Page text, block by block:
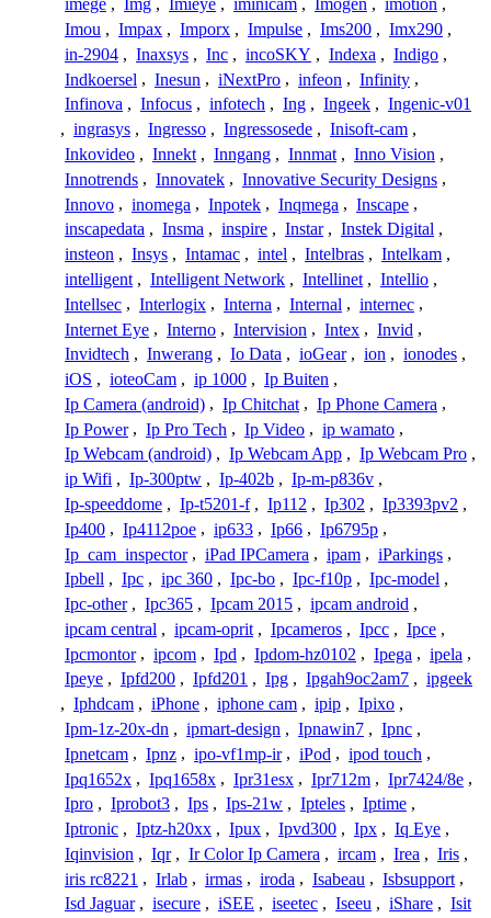
imege , Img , Imieye , iminicam , Imogen , imotion ,
Imou , Impax , Imporx , Impulse , Ims200 , Imx290 ,
in-2904 , Inaxsys , Inc , incoSKY , Indexa , Indigo ,
Indkoersel , Inesun , iNextPro , infeon , Infinity ,
Infinova , Infocus , infotech , Ing , Ingeek , Ingenic-v01
, ingrasys , Ingresso , Ingressosede , Inisoft-cam ,
Inkovideo , Innekt , Inngang , Innmat , Inno Vision ,
Innotrends , Innovatek , Innovative Security Designs ,
Innovo , inomega , Inpotek , Inqmega , Inscape ,
inscapedata , Insma , inspire , Instar , Instek Digital ,
insteon , Insys , Intamac , intel , Intelbras , Intelkam ,
intelligent , Intelligent Network , Intellinet , Intellio ,
Intellsec , Interlogix , Interna , Internal , internec ,
Internet Eye , Interno , Intervision , Intex , Invid ,
Invidtech , Inwerang , Io Data , ioGear , ion , ionodes ,
iOS , ioteoCam , ip 1000 , Ip Buiten ,
Ip Camera (android) , Ip Chitchat , Ip Phone Camera ,
Ip Power , Ip Pro Tech , Ip Video , ip wamato ,
Ip Webcam (android) , Ip Webcam App , Ip Webcam Pro ,
ip Wifi , Ip-300ptw , Ip-402b , Ip-m-p836v ,
Ip-speeddome , Ip-t5201-f , Ip112 , Ip302 , Ip3393pv2 ,
Ip400 , Ip4112poe , ip633 , Ip66 , Ip6795p ,
Ip_cam_inspector , iPad IPCamera , ipam , iParkings ,
Ipbell , Ipc , ipc 360 , Ipc-bo , Ipc-f10p , Ipc-model ,
Ipc-other , Ipc365 , Ipcam 2015 , ipcam android ,
ipcam central , ipcam-oprit , Ipcameros , Ipcc , Ipce ,
Ipcmontor , ipcom , Ipd , Ipdom-hz0102 , Ipega , ipela ,
Ipeye , Ipfd200 , Ipfd201 , Ipg , Ipgah9oc2am7 , ipgeek
, Iphdcam , iPhone , iphone cam , ipip , Ipixo ,
Ipm-1z-20x-dn , ipmart-design , Ipnawin7 , Ipnc ,
Ipnetcam , Ipnz , ipo-vf1mp-ir , iPod , ipod touch ,
Ipq1652x , Ipq1658x , Ipr31esx , Ipr712m , Ipr7424/8e ,
Ipro , Iprobot3 , Ips , Ips-21w , Ipteles , Iptime ,
Iptronic , Iptz-h20xx , Ipux , Ipvd300 , Ipx , Iq Eye ,
Iqinvision , Iqr , Ir Color Ip Camera , ircam , Irea , Iris ,
iris rc8221 , Irlab , irmas , iroda , Isabeau , Isbsupport ,
Isd Jaguar , isecure , iSEE , iseetec , Iseeu , iShare , Isit